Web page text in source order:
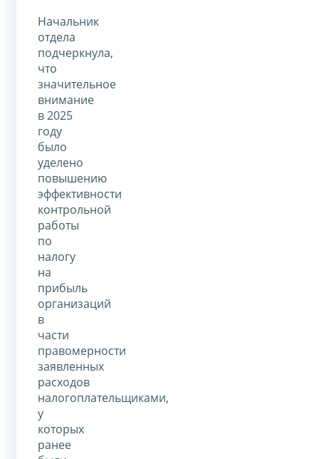
Начальник
отдела
подчеркнула,
что
значительное
внимание
в 2025
году
было
уделено
повышению
эффективности
контрольной
работы
по
налогу
на
прибыль
организаций
в
части
правомерности
заявленных
расходов
налогоплательщиками,
у
которых
ранее